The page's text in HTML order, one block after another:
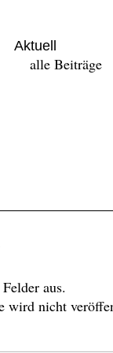
Aktuell
alle Beiträge
aus.
wird nicht